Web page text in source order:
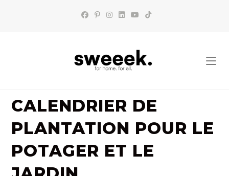
CALENDRIER DE
PLANTATION POUR LE
POTAGER ET LE